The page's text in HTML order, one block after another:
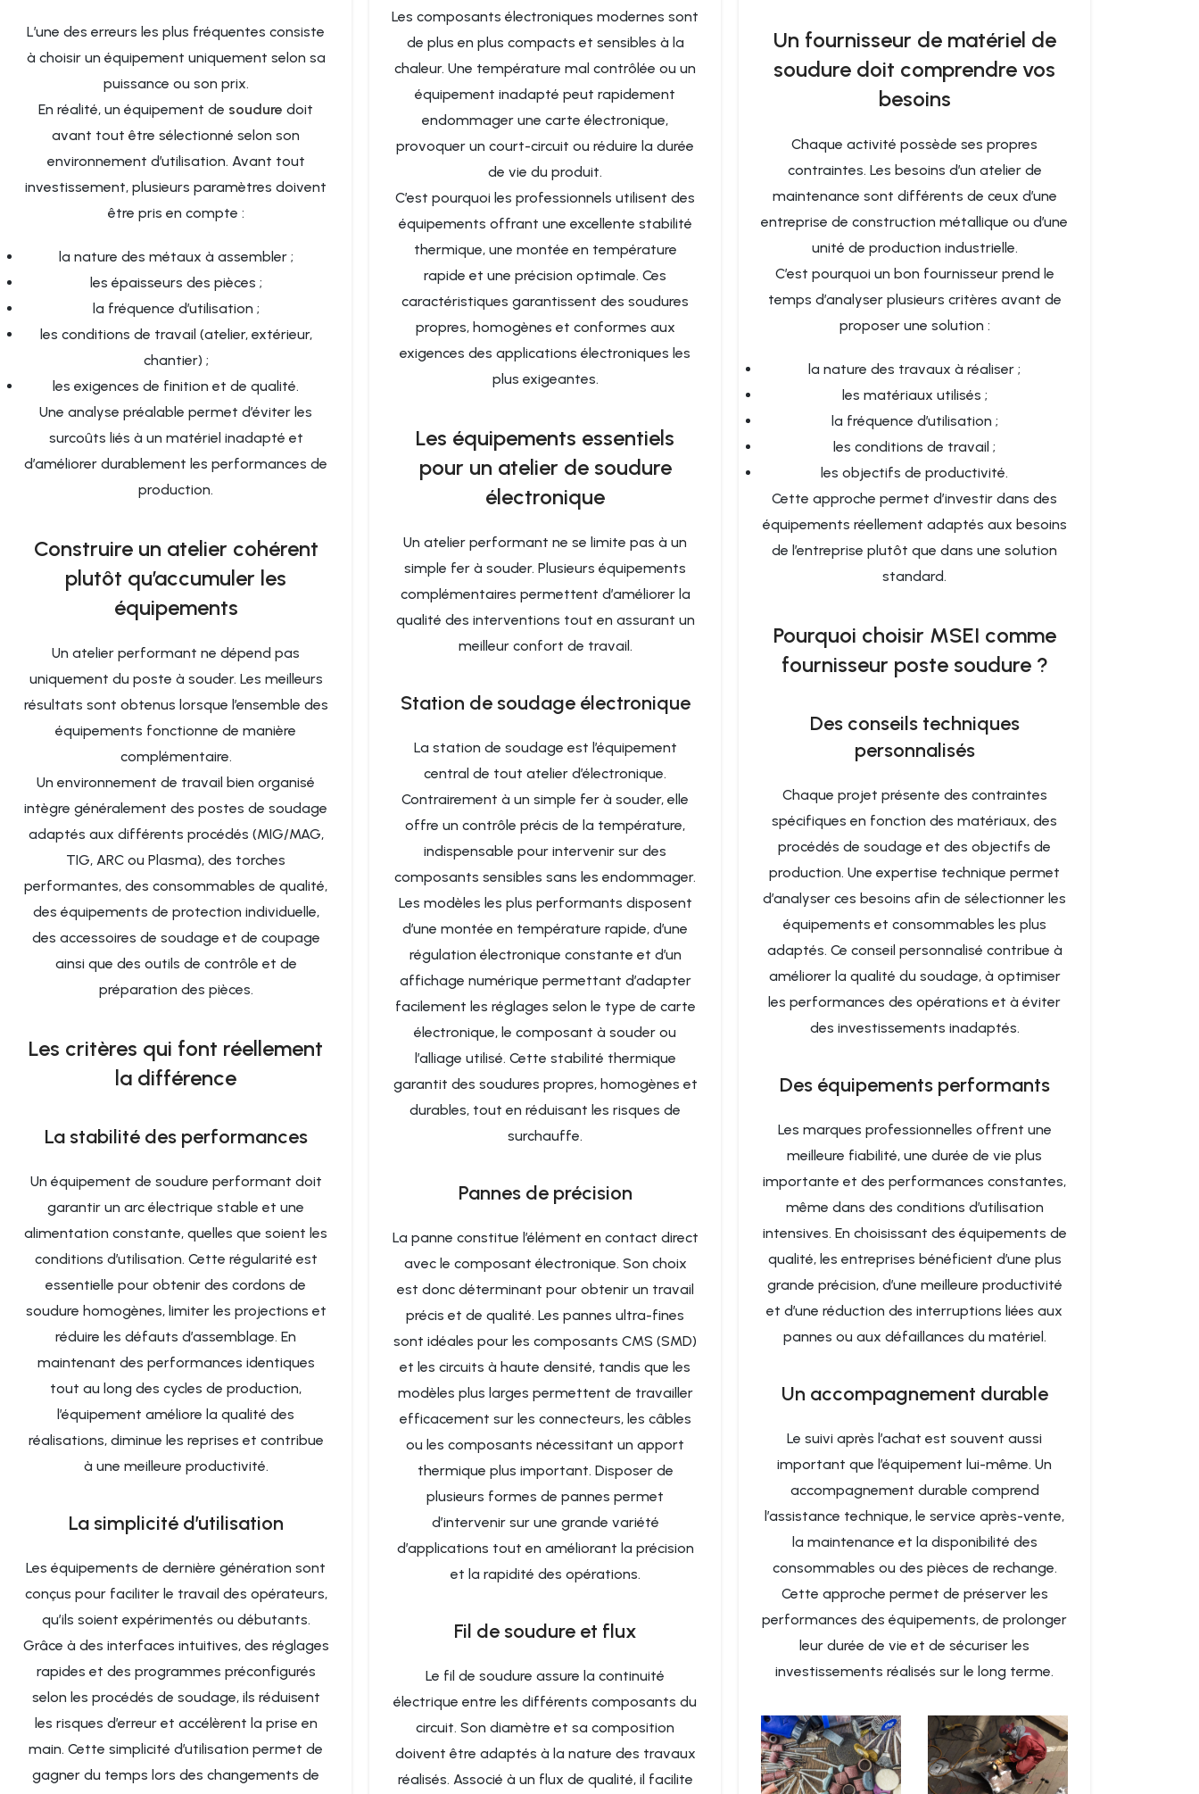
L’une des erreurs les plus fréquentes consiste
à choisir un équipement uniquement selon sa
puissance ou son prix.
En réalité, un équipement de soudure doit
avant tout être sélectionné selon son
environnement d’utilisation. Avant tout
investissement, plusieurs paramètres doivent
être pris en compte :
la nature des métaux à assembler ;
les épaisseurs des pièces ;
la fréquence d’utilisation ;
les conditions de travail (atelier, extérieur,
chantier) ;
les exigences de finition et de qualité.
Une analyse préalable permet d’éviter les
surcoûts liés à un matériel inadapté et
d’améliorer durablement les performances de
production.
Construire un atelier cohérent
plutôt qu’accumuler les
équipements
Un atelier performant ne dépend pas
uniquement du poste à souder. Les meilleurs
résultats sont obtenus lorsque l’ensemble des
équipements fonctionne de manière
complémentaire.
Un environnement de travail bien organisé
intègre généralement des postes de soudage
adaptés aux différents procédés (MIG/MAG,
TIG, ARC ou Plasma), des torches
performantes, des consommables de qualité,
des équipements de protection individuelle,
des accessoires de soudage et de coupage
ainsi que des outils de contrôle et de
préparation des pièces.
Les critères qui font réellement
la différence
La stabilité des performances
Un équipement de soudure performant doit
garantir un arc électrique stable et une
alimentation constante, quelles que soient les
conditions d’utilisation. Cette régularité est
essentielle pour obtenir des cordons de
soudure homogènes, limiter les projections et
réduire les défauts d’assemblage. En
maintenant des performances identiques
tout au long des cycles de production,
l’équipement améliore la qualité des
réalisations, diminue les reprises et contribue
à une meilleure productivité.
La simplicité d’utilisation
Les équipements de dernière génération sont
conçus pour faciliter le travail des opérateurs,
qu’ils soient expérimentés ou débutants.
Grâce à des interfaces intuitives, des réglages
rapides et des programmes préconfigurés
selon les procédés de soudage, ils réduisent
les risques d’erreur et accélèrent la prise en
main. Cette simplicité d’utilisation permet de
gagner du temps lors des changements de
Les composants électroniques modernes sont
de plus en plus compacts et sensibles à la
chaleur. Une température mal contrôlée ou un
équipement inadapté peut rapidement
endommager une carte électronique,
provoquer un court-circuit ou réduire la durée
de vie du produit.
C’est pourquoi les professionnels utilisent des
équipements offrant une excellente stabilité
thermique, une montée en température
rapide et une précision optimale. Ces
caractéristiques garantissent des soudures
propres, homogènes et conformes aux
exigences des applications électroniques les
plus exigeantes.
Les équipements essentiels
pour un atelier de soudure
électronique
Un atelier performant ne se limite pas à un
simple fer à souder. Plusieurs équipements
complémentaires permettent d’améliorer la
qualité des interventions tout en assurant un
meilleur confort de travail.
Station de soudage électronique
La station de soudage est l’équipement
central de tout atelier d’électronique.
Contrairement à un simple fer à souder, elle
offre un contrôle précis de la température,
indispensable pour intervenir sur des
composants sensibles sans les endommager.
Les modèles les plus performants disposent
d’une montée en température rapide, d’une
régulation électronique constante et d’un
affichage numérique permettant d’adapter
facilement les réglages selon le type de carte
électronique, le composant à souder ou
l’alliage utilisé. Cette stabilité thermique
garantit des soudures propres, homogènes et
durables, tout en réduisant les risques de
surchauffe.
Pannes de précision
La panne constitue l’élément en contact direct
avec le composant électronique. Son choix
est donc déterminant pour obtenir un travail
précis et de qualité. Les pannes ultra-fines
sont idéales pour les composants CMS (SMD)
et les circuits à haute densité, tandis que les
modèles plus larges permettent de travailler
efficacement sur les connecteurs, les câbles
ou les composants nécessitant un apport
thermique plus important. Disposer de
plusieurs formes de pannes permet
d’intervenir sur une grande variété
d’applications tout en améliorant la précision
et la rapidité des opérations.
Fil de soudure et flux
Le fil de soudure assure la continuité
électrique entre les différents composants du
circuit. Son diamètre et sa composition
doivent être adaptés à la nature des travaux
réalisés. Associé à un flux de qualité, il facilite
Un fournisseur de matériel de
soudure doit comprendre vos
besoins
Chaque activité possède ses propres
contraintes. Les besoins d’un atelier de
maintenance sont différents de ceux d’une
entreprise de construction métallique ou d’une
unité de production industrielle.
C’est pourquoi un bon fournisseur prend le
temps d’analyser plusieurs critères avant de
proposer une solution :
la nature des travaux à réaliser ;
les matériaux utilisés ;
la fréquence d’utilisation ;
les conditions de travail ;
les objectifs de productivité.
Cette approche permet d’investir dans des
équipements réellement adaptés aux besoins
de l’entreprise plutôt que dans une solution
standard.
Pourquoi choisir MSEI comme
fournisseur poste soudure ?
Des conseils techniques
personnalisés
Chaque projet présente des contraintes
spécifiques en fonction des matériaux, des
procédés de soudage et des objectifs de
production. Une expertise technique permet
d’analyser ces besoins afin de sélectionner les
équipements et consommables les plus
adaptés. Ce conseil personnalisé contribue à
améliorer la qualité du soudage, à optimiser
les performances des opérations et à éviter
des investissements inadaptés.
Des équipements performants
Les marques professionnelles offrent une
meilleure fiabilité, une durée de vie plus
importante et des performances constantes,
même dans des conditions d’utilisation
intensives. En choisissant des équipements de
qualité, les entreprises bénéficient d’une plus
grande précision, d’une meilleure productivité
et d’une réduction des interruptions liées aux
pannes ou aux défaillances du matériel.
Un accompagnement durable
Le suivi après l’achat est souvent aussi
important que l’équipement lui-même. Un
accompagnement durable comprend
l’assistance technique, le service après-vente,
la maintenance et la disponibilité des
consommables ou des pièces de rechange.
Cette approche permet de préserver les
performances des équipements, de prolonger
leur durée de vie et de sécuriser les
investissements réalisés sur le long terme.